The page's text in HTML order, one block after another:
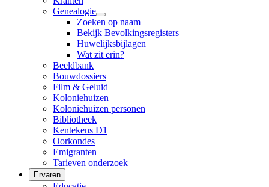
Genealogie
Zoeken op naam
Bekijk Bevolkingsregisters
Huwelijksbijlagen
Wat zit erin?
Beeldbank
Bouwdossiers
Film & Geluid
Koloniehuizen
Koloniehuizen personen
Bibliotheek
Kentekens D1
Oorkondes
Emigranten
Tarieven onderzoek
Ervaren